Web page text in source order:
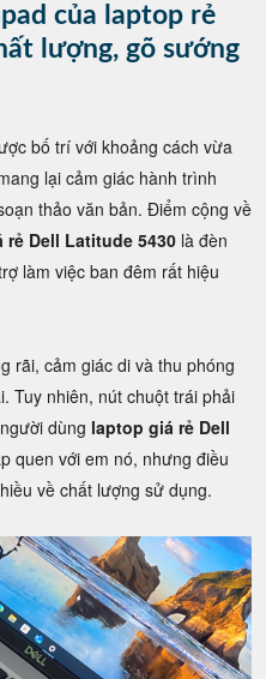
của laptop rẻ
lượng, gõ sướng
bố trí với khoảng cách vừa
lại cảm giác hành trình
thảo văn bản. Điểm cộng về
rẻ Dell Latitude 5430 là đèn
làm việc ban đêm rất hiệu
rãi, cảm giác di và thu phóng
Tuy nhiên, nút chuột trái phải
dùng laptop giá rẻ Dell
quen với em nó, nhưng điều
về chất lượng sử dụng.